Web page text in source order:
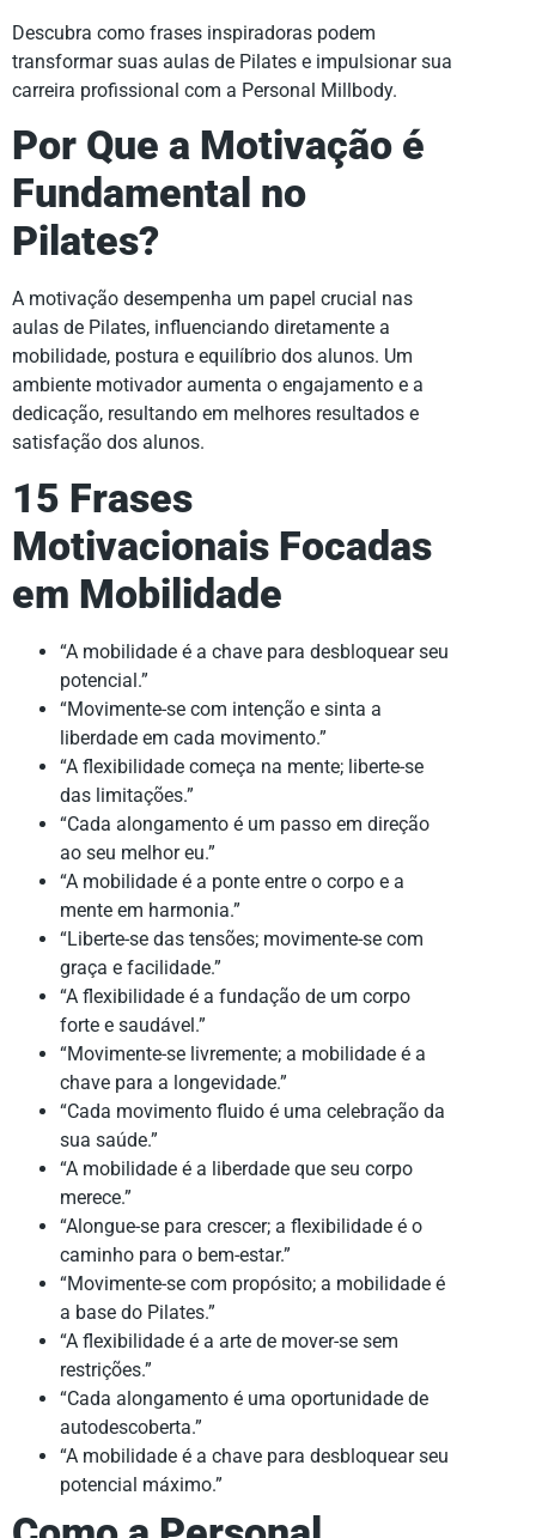
Descubra como frases inspiradoras podem
transformar suas aulas de Pilates e impulsionar sua
carreira profissional com a Personal Millbody.
Por Que a Motivação é
Fundamental no
Pilates?
A motivação desempenha um papel crucial nas
aulas de Pilates, influenciando diretamente a
mobilidade, postura e equilíbrio dos alunos. Um
ambiente motivador aumenta o engajamento e a
dedicação, resultando em melhores resultados e
satisfação dos alunos.
15 Frases
Motivacionais Focadas
em Mobilidade
“A mobilidade é a chave para desbloquear seu
potencial.”
“Movimente-se com intenção e sinta a
liberdade em cada movimento.”
“A flexibilidade começa na mente; liberte-se
das limitações.”
“Cada alongamento é um passo em direção
ao seu melhor eu.”
“A mobilidade é a ponte entre o corpo e a
mente em harmonia.”
“Liberte-se das tensões; movimente-se com
graça e facilidade.”
“A flexibilidade é a fundação de um corpo
forte e saudável.”
“Movimente-se livremente; a mobilidade é a
chave para a longevidade.”
“Cada movimento fluido é uma celebração da
sua saúde.”
“A mobilidade é a liberdade que seu corpo
merece.”
“Alongue-se para crescer; a flexibilidade é o
caminho para o bem-estar.”
“Movimente-se com propósito; a mobilidade é
a base do Pilates.”
“A flexibilidade é a arte de mover-se sem
restrições.”
“Cada alongamento é uma oportunidade de
autodescoberta.”
“A mobilidade é a chave para desbloquear seu
potencial máximo.”